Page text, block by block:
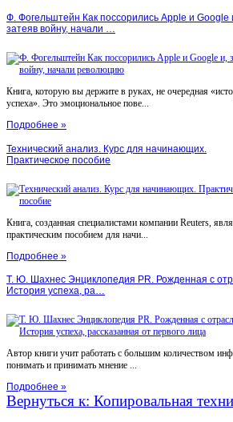
Ф. Фогельштейн Как поссорились Apple и Google
затеяв войну, начали …
Книга, которую вы держите в руках, не очередная
успеха». Это эмоциональное пове...
Подробнее »
Технический анализ. Курс для начинающих.
Практическое пособие
Книга, созданная специалистами компании Reuters,
практическим пособием для начи...
Подробнее »
Т. Ю. Шахнес Энциклопедия PR. Рожденная с
История успеха, ра…
Автор книги учит работать с большим количеством
понимать и принимать мнение ...
Подробнее »
Вернуться к: Копировальная